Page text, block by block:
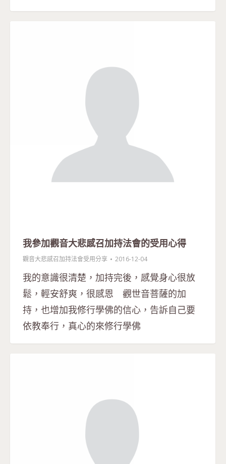
我參加觀音大悲感召加持法會的受用心得
觀音大悲感召加持法會受用分享 2016-12-04
我的意識很清楚，加持完後，感覺身心很放
鬆，輕安舒爽，很感恩 觀世音菩薩的加
持，也增加我修行學佛的信心，告訴自己要
依教奉行，真心的來修行學佛